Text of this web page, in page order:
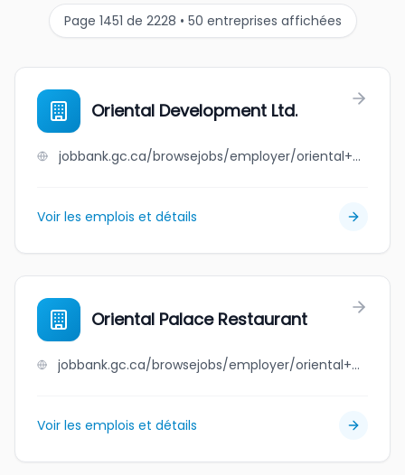
Page 1451 de 2228 • 50 entreprises affichées
Oriental Development Ltd.
jobbank.gc.ca/browsejobs/employer/oriental+development+ltd./ca
Voir les emplois et détails
Oriental Palace Restaurant
jobbank.gc.ca/browsejobs/employer/oriental+palace+restaurant/ca
Voir les emplois et détails